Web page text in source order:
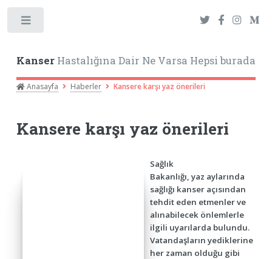
KanserHastalığına Dair Ne Varsa Hepsi burada
Anasayfa Haberler Kansere karşı yaz önerileri
Kansere karşı yaz önerileri
Sağlık
Bakanlığı, yaz aylarında
sağlığı kanser açısından
tehdit eden etmenler ve
alınabilecek önlemlerle
ilgili uyarılarda bulundu.
Vatandaşların yediklerine
her zaman olduğu gibi